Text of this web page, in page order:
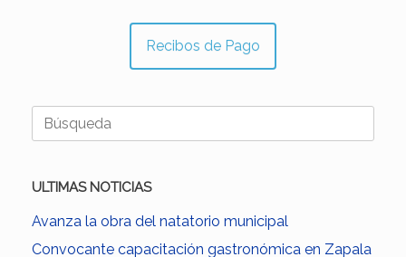
Recibos de Pago
Buscar:
ULTIMAS NOTICIAS
Avanza la obra del natatorio municipal
Convocante capacitación gastronómica en Zapala